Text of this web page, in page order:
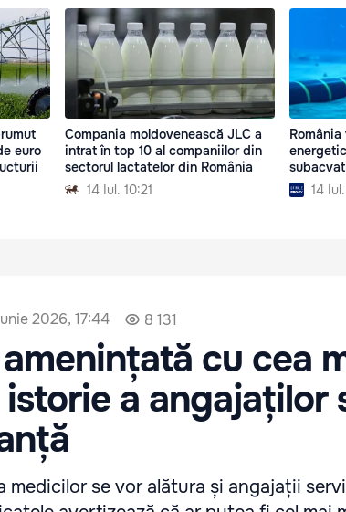
euro
Compania moldovenească JLC a
intrat în top 10 al companiilor din
sectorul lactatelor din România
14 Iul. 10:21
14
2026, 17:44 8 131
cu cea
a angajaților
medicilor se vor alătura și angajații